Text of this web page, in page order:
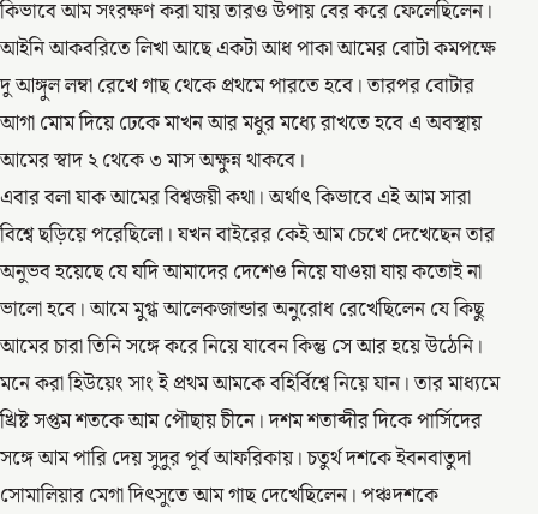
কিভাবে আম সংরক্ষণ করা যায় তারও উপায় বের করে ফেলেছিলেন।
আইনি আকবরিতে লিখা আছে একটা আধ পাকা আমের বোটা কমপক্ষে
দু আঙ্গুল লম্বা রেখে গাছ থেকে প্রথমে পারতে হবে। তারপর বোটার
আগা মোম দিয়ে ঢেকে মাখন আর মধুর মধ্যে রাখতে হবে এ অবস্থায়
আমের স্বাদ ২ থেকে ৩ মাস অক্ষুন্ন থাকবে।
এবার বলা যাক আমের বিশ্বজয়ী কথা। অর্থাৎ কিভাবে এই আম সারা
বিশ্বে ছড়িয়ে পরেছিলো। যখন বাইরের কেই আম চেখে দেখেছেন তার
অনুভব হয়েছে যে যদি আমাদের দেশেও নিয়ে যাওয়া যায় কতোই না
ভালো হবে। আমে মুগ্ধ আলেকজান্ডার অনুরোধ রেখেছিলেন যে কিছু
আমের চারা তিনি সঙ্গে করে নিয়ে যাবেন কিন্তু সে আর হয়ে উঠেনি।
মনে করা হিউয়েং সাং ই প্রথম আমকে বহির্বিশ্বে নিয়ে যান। তার মাধ্যমে
খ্রিষ্ট সপ্তম শতকে আম পৌছায় চীনে। দশম শতাব্দীর দিকে পার্সিদের
সঙ্গে আম পারি দেয় সুদুর পূর্ব আফরিকায়। চতুর্থ দশকে ইবনবাতুদা
সোমালিয়ার মেগা দিৎসুতে আম গাছ দেখেছিলেন। পঞ্চদশকে